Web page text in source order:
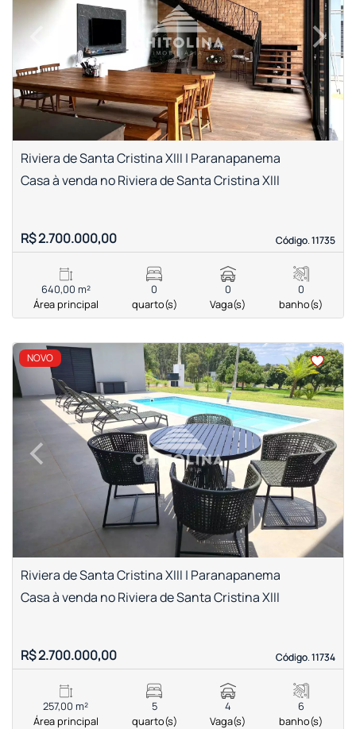
‹Previous ›
Next
Riviera de Santa Cristina XIII | Paranapanema
Código. 11735
Código. 11735
Casa à venda no Riviera de Santa Cristina XIII
R$ 2.700.000,00
640,00 m²
Área principal
0
quarto(s)
0
Vaga(s)
0
banho(s)
NOVO
<<<<
‹
Previous ›
Next
Riviera de Santa Cristina XIII | Paranapanema
Código. 11734
Código. 11734
Casa à venda no Riviera de Santa Cristina XIII
R$ 2.700.000,00
257,00 m²
Área principal
5
quarto(s)
4
Vaga(s)
6
banho(s)